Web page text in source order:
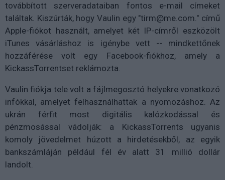
továbbított szerveradataiban fontos e-mail címeket
találtak. Kiszúrták, hogy Vaulin egy "tirm@me.com." című
Apple-fiókot használt, amelyet két IP-címről eszközölt
iTunes vásárláshoz is igénybe vett -- mindkettőnek
hozzáférése volt egy Facebook-fiókhoz, amely a
KickassTorrentset reklámozta.
Vaulin fiókja tele volt a fájlmegosztó helyekre vonatkozó
infókkal, amelyet felhasználhattak a nyomozáshoz. Az
ukrán férfit most digitális kalózkodással és
pénzmosással vádolják: a KickassTorrents ugyanis
komoly jövedelmet húzott a hirdetésekből, az egyik
bankszámláján például fél év alatt 31 millió dollár
landolt.